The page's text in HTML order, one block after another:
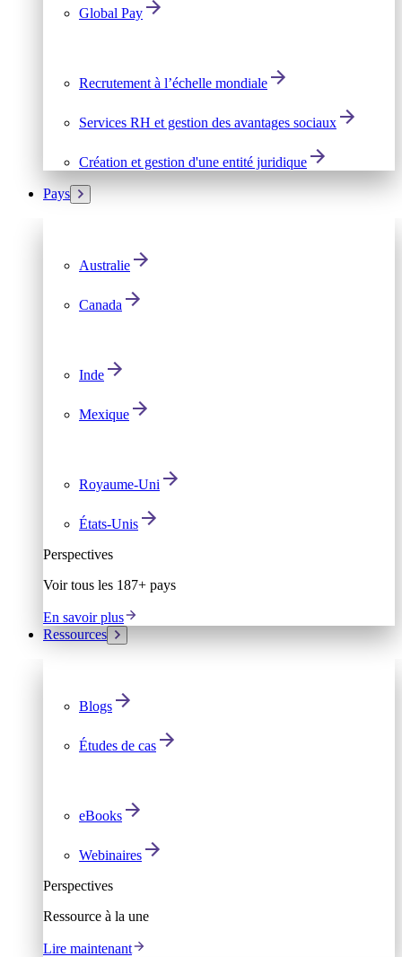
Global Pay
Recrutement à l’échelle mondiale
Services RH et gestion des avantages sociaux
Création et gestion d'une entité juridique
Pays
Australie
Canada
Inde
Mexique
Royaume-Uni
États-Unis
Perspectives
Voir tous les 187+ pays
En savoir plus
Ressources
Blogs
Études de cas
eBooks
Webinaires
Perspectives
Ressource à la une
Lire maintenant